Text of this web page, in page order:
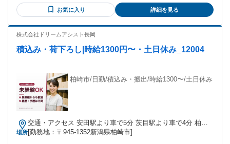
⌒⌒V⌒⌒⌒⌒⌒⌒⌒⌒⌒⌒⌒⌒⌒⌒⌒⌒⌒ 【対象となる
方】 ◆必須 企業での実務経験(5年以上) ・工事発注の実務経
実務経験、業者との折衝経験 ◆歓迎 契約書作成実務経験、法
適切な価格・条件を引き出せる交渉力を有する方 ・複数の案
り、調整・合意形成ができる方 ・法令および社内規程を遵守
し、コンプライアンス意識を持って業務に取り組める方 ・課
題に対して主体的に取り組み、解決に導く行動力を有する方
・チームワークを重視し、周囲と協力しながら業務を推進で
お気に入り 詳細を見る
株式会社ドリームアシスト長岡
積込み・荷下ろし|時給1300円〜・土日休み_12004
柏崎市/日勤/積込み・搬出/時給1300〜/土日休み
場所
交通・アクセス 安田駅より車で5分 茨目駅より車で4分 柏崎
ICより車で6分
[勤務地：〒945-1352新潟県柏崎市]